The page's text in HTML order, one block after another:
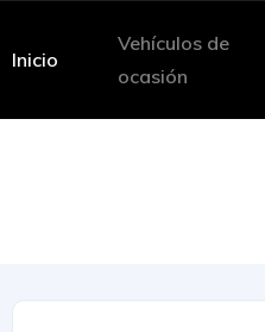
Inicio
Vehículos de
ocasión